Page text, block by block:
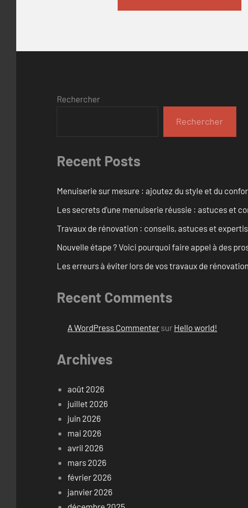
Rechercher
Rechercher
Recent Posts
Menuiserie sur mesure : ajoutez du style et du
Les secrets d’une menuiserie réussie : astuces et
Travaux de rénovation : conseils, astuces et
Nouvelle étape ? Voici pourquoi faire appel à des
Les erreurs à éviter lors de vos travaux de
Recent Comments
A WordPress Commenter sur Hello world!
Archives
août 2026
juillet 2026
juin 2026
mai 2026
avril 2026
mars 2026
février 2026
janvier 2026